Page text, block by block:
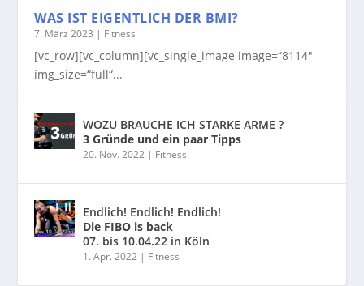
WAS IST EIGENTLICH DER BMI?
7. März 2023 | Fitness
[vc_row][vc_column][vc_single_image image=“8114″
img_size=“full“...
WOZU BRAUCHE ICH STARKE ARME ?
3 Gründe und ein paar Tipps
20. Nov. 2022 | Fitness
Endlich! Endlich! Endlich!
Die FIBO is back
07. bis 10.04.22 in Köln
1. Apr. 2022 | Fitness